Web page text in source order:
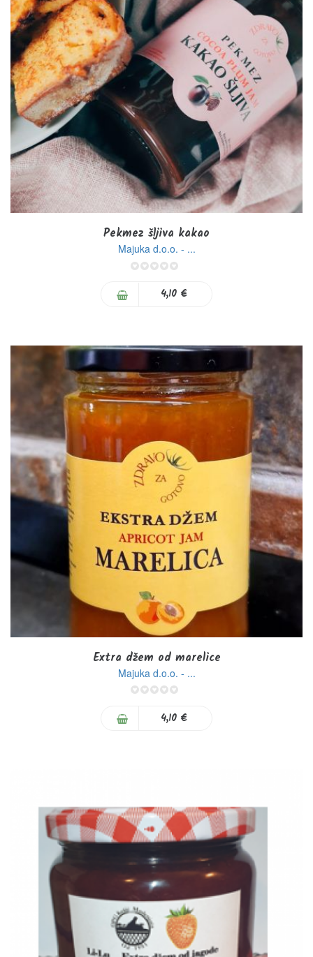
Pekmez šljiva kakao
Majuka d.o.o. - ...
4,10 €
Extra džem od marelice
Majuka d.o.o. - ...
4,10 €